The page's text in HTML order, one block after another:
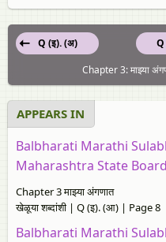
Q (इ). (अ)
Chapter 3: माझ्या
APPEARS IN
Balbharati Marathi
Maharashtra State Board
Chapter 3 माझ्या अंगणात
खेळूया शब्दांशी | Q (इ). (आ) | Page 8
Balbharati Marathi